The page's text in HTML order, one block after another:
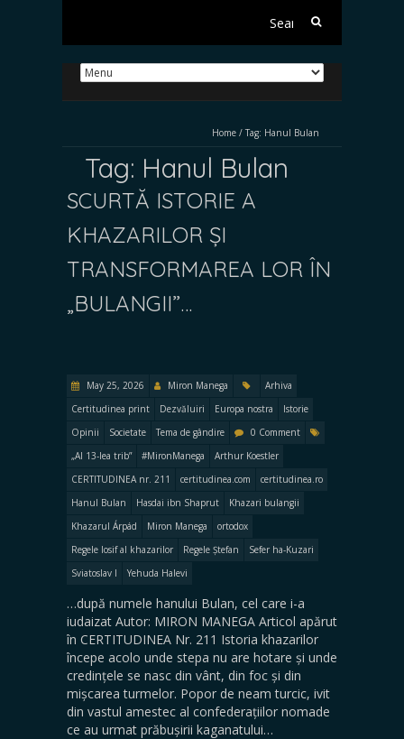
Search
Home / Tag: Hanul Bulan
Tag: Hanul Bulan
SCURTĂ ISTORIE A
KHAZARILOR ȘI
TRANSFORMAREA LOR ÎN
„BULANGII”…
May 25, 2026 Miron Manega
Arhiva
Certitudinea print
Dezvăluiri Europa nostra
Istorie
Opinii
Societate Tema de gândire
0 Comment
„Al 13-lea trib”
#MironManega
Arthur Koestler
CERTITUDINEA nr. 211
certitudinea.com
certitudinea.ro
Hanul Bulan
Hasdai ibn Shaprut
Khazari bulangii
Khazarul Árpád
Miron Manega
ortodox
Regele Iosif al khazarilor
Regele Ștefan
Sefer ha-Kuzari
Sviatoslav I
Yehuda Halevi
…după numele hanului Bulan, cel care i-a
iudaizat Autor: MIRON MANEGA Articol apărut
în CERTITUDINEA Nr. 211 Istoria khazarilor
începe acolo unde stepa nu are hotare și unde
credințele se nasc din vânt, din foc și din
mișcarea turmelor. Popor de neam turcic, ivit
din vastul amestec al confederațiilor nomade
ce au urmat prăbușirii kaganatului…